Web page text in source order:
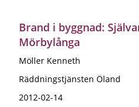
Brand i byggnad:
Mörbylånga
Möller Kenneth
Räddningstjänsten Öland
2012-02-14